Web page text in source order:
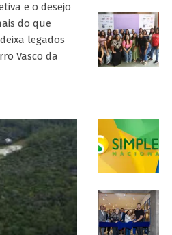
e o desejo
do que
legados
Vasco da